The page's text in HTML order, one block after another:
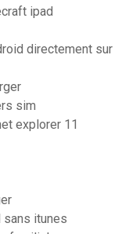
ipad
directement sur
sim
explorer 11
sans itunes